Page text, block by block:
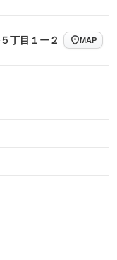
なし
丁目１ー２
MAP